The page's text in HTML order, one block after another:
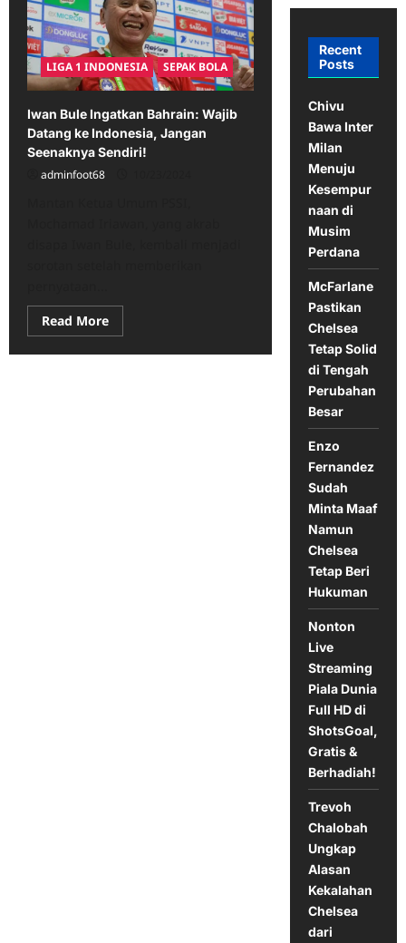
LIGA 1 INDONESIA SEPAK BOLA
Iwan Bule Ingatkan Bahrain: Wajib
Datang ke Indonesia, Jangan
Seenaknya Sendiri!
adminfoot68
Read MoreRead
more
Iwan
Recent
Posts
Chivu
Bawa Inter
Milan
Menuju
Kesempur
naan di
Musim
Perdana
McFarlane
Pastikan
Chelsea
Tetap Solid
di Tengah
Perubahan
Besar
Enzo
Fernandez
Sudah
Minta Maaf
Namun
Chelsea
Tetap Beri
Hukuman
Nonton
Live
Streaming
Piala Dunia
Full HD di
ShotsGoal,
Gratis &
Berhadiah!
Trevoh
Chalobah
Ungkap
Alasan
Kekalahan
Chelsea
dari